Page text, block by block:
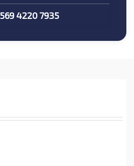
4220 7935